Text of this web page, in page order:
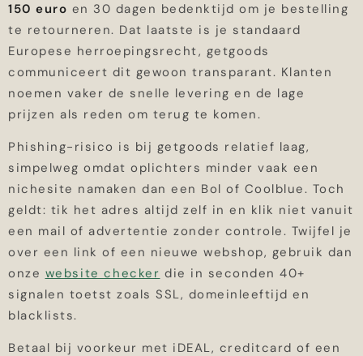
150 euro en 30 dagen bedenktijd om je bestelling
te retourneren. Dat laatste is je standaard
Europese herroepingsrecht, getgoods
communiceert dit gewoon transparant. Klanten
noemen vaker de snelle levering en de lage
prijzen als reden om terug te komen.
Phishing-risico is bij getgoods relatief laag,
simpelweg omdat oplichters minder vaak een
nichesite namaken dan een Bol of Coolblue. Toch
geldt: tik het adres altijd zelf in en klik niet vanuit
een mail of advertentie zonder controle. Twijfel je
over een link of een nieuwe webshop, gebruik dan
onze website checker die in seconden 40+
signalen toetst zoals SSL, domeinleeftijd en
blacklists.
Betaal bij voorkeur met iDEAL, creditcard of een